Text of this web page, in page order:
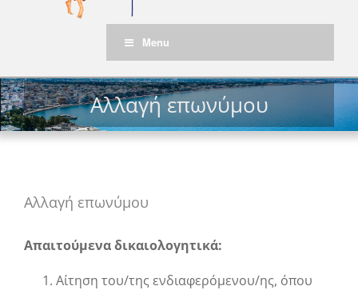
Menu
Αλλαγή επωνύμου
Αλλαγή επωνύμου
Απαιτούμενα δικαιολογητικά:
Αίτηση του/της ενδιαφερόμενου/ης, όπου